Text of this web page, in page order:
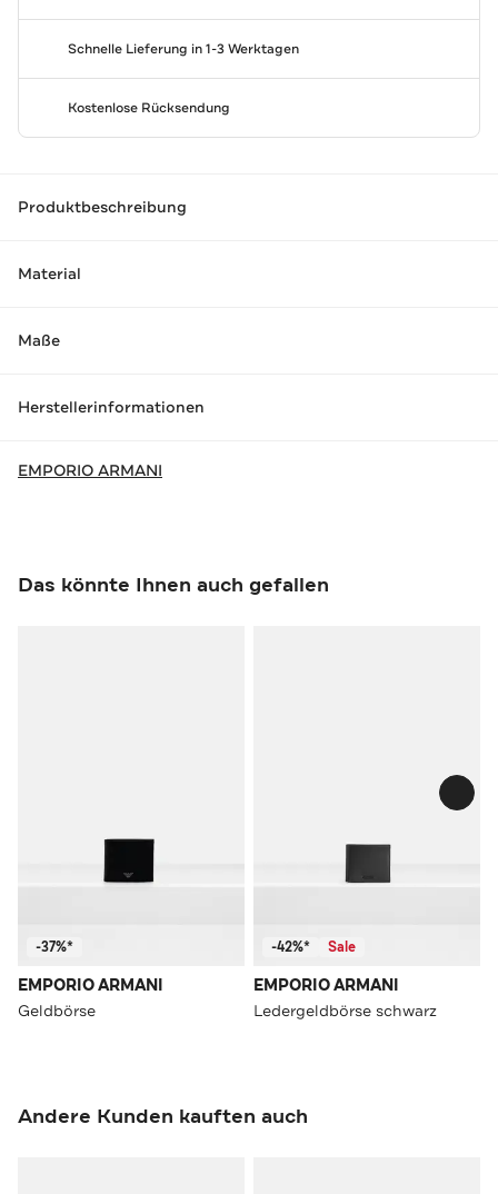
Schnelle Lieferung in 1-3 Werktagen
Kostenlose Rücksendung
Produktbeschreibung
Material
Maße
Herstellerinformationen
EMPORIO ARMANI
Das könnte Ihnen auch gefallen
-37%*
EMPORIO ARMANI
Geldbörse
-42%* Sale
EMPORIO ARMANI
Ledergeldbörse schwarz
Andere Kunden kauften auch